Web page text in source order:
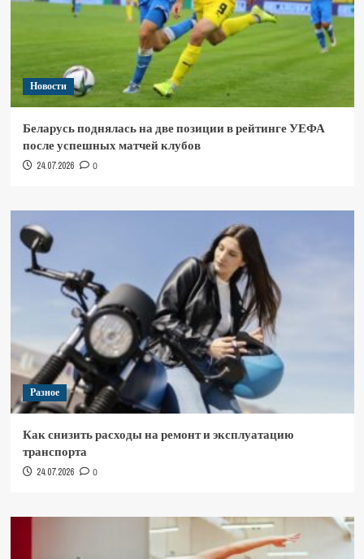
Новости
Беларусь поднялась на две позиции в рейтинге УЕФА
после успешных матчей клубов
24.07.2026 0
Разное
Как снизить расходы на ремонт и эксплуатацию
транспорта
24.07.2026 0